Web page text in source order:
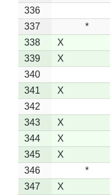
336
337
*
338
X
339
X
340
341
X
342
343
X
344
X
345
X
346
*
347
X